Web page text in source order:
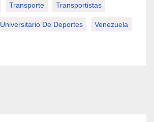
Transporte Transportistas
Universitario De Deportes Venezuela